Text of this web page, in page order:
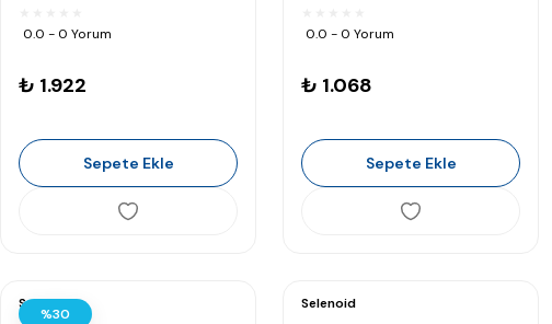
0.0 - 0 Yorum
₺ 1.922
Sepete Ekle
0.0 - 0 Yorum
₺ 1.068
Sepete Ekle
%30
Selenoid Selenoid